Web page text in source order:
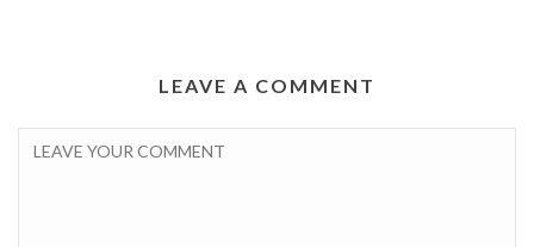
LEAVE A COMMENT